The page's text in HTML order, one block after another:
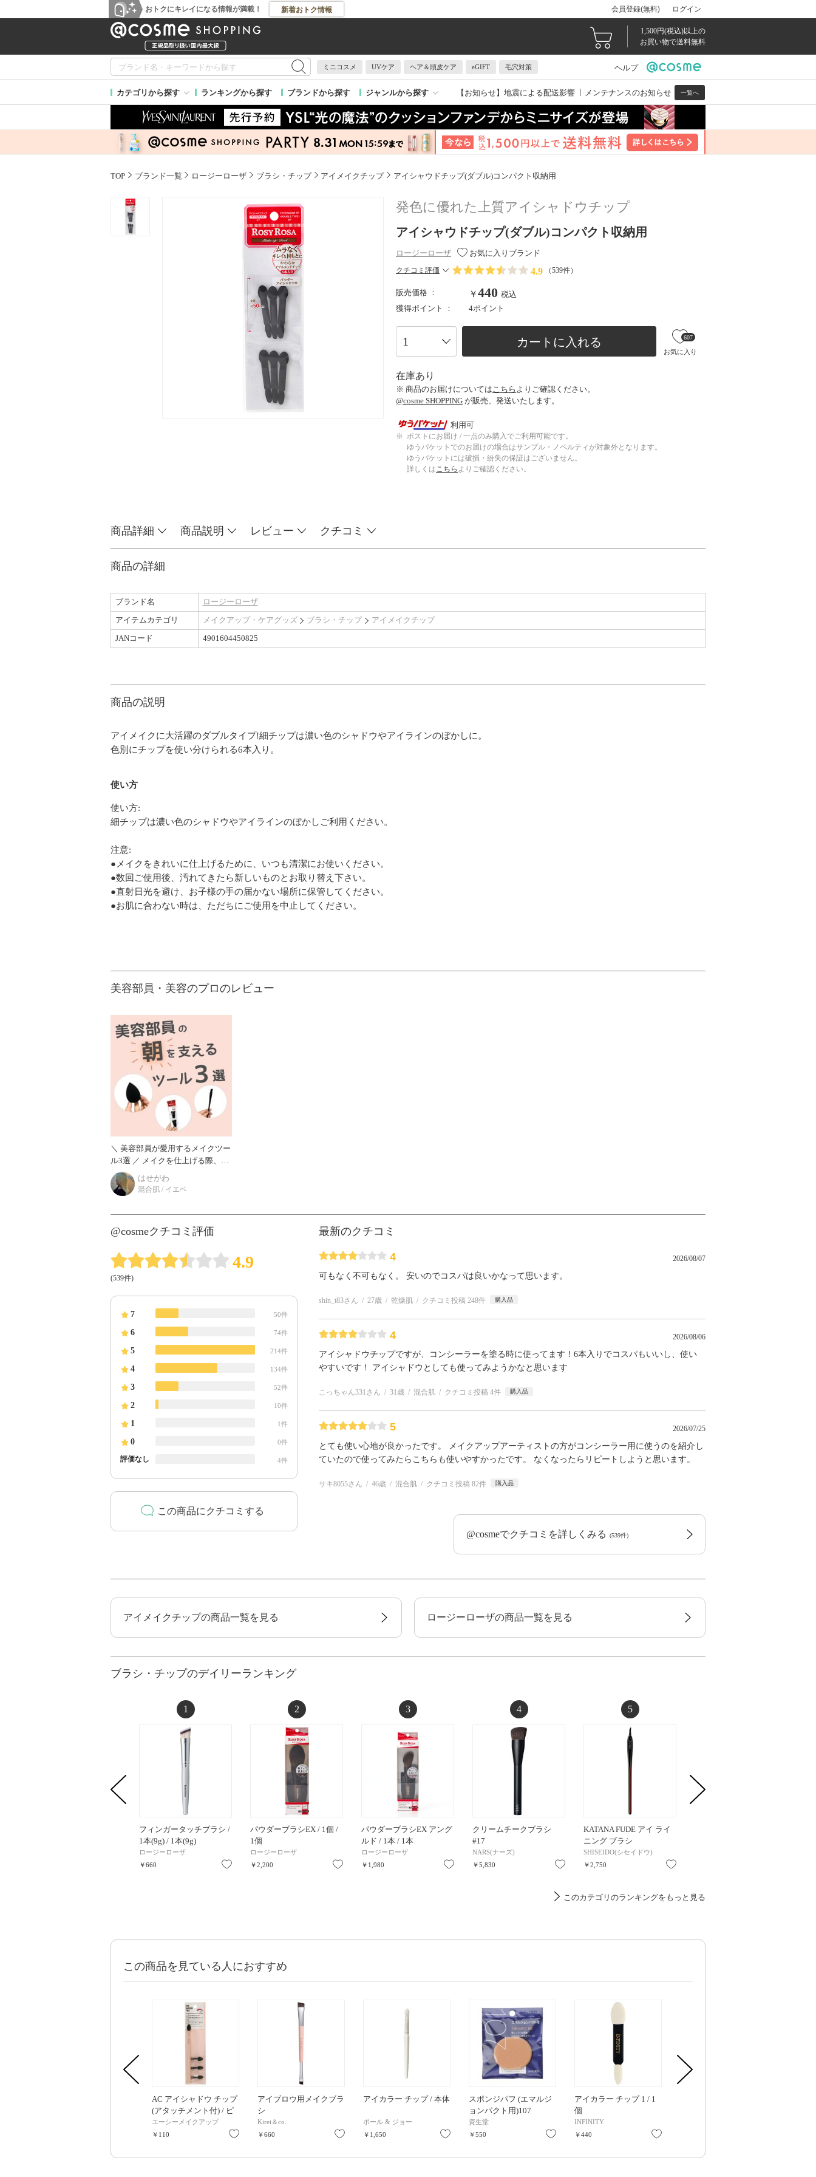
おトクにキレイになる情報が満載！ 新着おトク情報 会員登録(無料) ログイン
1,500円(税込)以上の
お買い物で送料無料
ミニコスメ UVケア ヘア＆頭皮ケア eGIFT 毛穴対策 ヘルプ
カテゴリから探す ランキングから探す ブランドから探す ジャンルから探す 【お知らせ】 地震による配送影響 メンテナンスのお知らせ 一覧へ
TOP ブランド一覧 ロージーローザ ブラシ・チップ アイメイクチップ アイシャウドチップ(ダブル)コンパクト収納用
発色に優れた上質アイシャドウチップ
アイシャウドチップ(ダブル)コンパクト収納用
ロージーローザ お気に入りブランド
クチコミ評価 4.9 （539件）
販売価格 ： ￥440 税込
獲得ポイント ：
4ポイント
カートに入れる
お気に入り
607
在庫あり
※ 商品のお届けについては こちら よりご確認ください。
@cosme SHOPPING が販売、発送いたします。
利用可
※ ポストにお届け / 一点のみ購入でご利用可能です。
ゆうパケットでのお届けの場合はサンプル・ノベルティが対象外となります。
ゆうパケットには破損・紛失の保証はございません。
詳しくはこちら よりご確認ください。
商品詳細 商品説明 レビュー クチコミ
商品の詳細
ブランド名
ロージーローザ
アイテムカテゴリ
メイクアップ・ケアグッズ ブラシ・チップ
アイメイクチップ
JANコード
4901604450825
商品の説明
アイメイクに大活躍のダブルタイプ!細チップは濃い色のシャドウやアイラインのぼかしに。
色別にチップを使い分けられる6本入り。
使い方
使い方:
細チップは濃い色のシャドウやアイラインのぼかしご利用ください。
注意:
●メイクをきれいに仕上げるために、いつも清潔にお使いください。
●数回ご使用後、汚れてきたら新しいものとお取り替え下さい。
●直射日光を避け、お子様の手の届かない場所に保管してください。
●お肌に合わない時は、ただちにご使用を中止してください。
美容部員・美容のプロのレビュー
＼ 美容部員が愛用するメイクツー
ル3選 ／ メイクを仕上げる際、ど
んなツールを使っていますか？ ツ
ールにこだわると、仕上がりが変
わるのは
はせがわ
混合肌 / イエベ
@cosmeクチコミ評価
4.9
(539件)
7 50件
6 74件
5 214件
4 134件
3 52件
2 10件
1 1件
0 0件
評価なし 4件
この商品にクチコミする
最新のクチコミ
4 2026/08/07
可もなく不可もなく。 安いのでコスパは良いかなって思います。
shin_t83さん 27歳 乾燥肌 クチコミ投稿 248件 購入品
4 2026/08/06
アイシャドウチップですが、コンシーラーを塗る時に使ってます！6本入りでコスパもいいし、使い
やすいです！ アイシャドウとしても使ってみようかなと思います
こっちゃん331さん 31歳 混合肌 クチコミ投稿 4件 購入品
5 2026/07/25
とても使い心地が良かったです。 メイクアップアーティストの方がコンシーラー用に使うのを紹介し
ていたので使ってみたらこちらも使いやすかったです。 なくなったらリピートしようと思います。
サキ8055さん 46歳 混合肌 クチコミ投稿 82件 購入品
@cosmeでクチコミを詳しくみる (539件)
アイメイクチップの商品一覧を見る ロージーローザの商品一覧を見る
ブラシ・チップのデイリーランキング
1
フィンガータッチブラシ /
1本(9g) / 1本(9g)
ロージーローザ
￥660
お気に入り
2
パウダーブラシEX / 1個 /
1個
ロージーローザ
￥2,200
お気に入り
3
パウダーブラシEX アング
ルド / 1本 / 1本
ロージーローザ
￥1,980
お気に入り
4
クリームチークブラシ
#17
NARS(ナーズ)
￥5,830
お気に入り
5
KATANA FUDE アイ ライ
ニング ブラシ
SHISEIDO(シセイドウ)
￥2,750
このカテゴリのランキングをもっと見る
この商品を見ている人におすすめ
AC アイシャドウ チップ
(アタッチメント付) / ピ
ンク
エーシーメイクアップ
￥110
お気に入り
アイブロウ用メイクブラ
シ
Kirei＆co.
￥660
お気に入り
アイカラー チップ / 本体
ポール & ジョー
￥1,650
お気に入り
スポンジパフ (エマルジ
ョンパクト用)107
資生堂
￥550
お気に入り
アイカラー チップ 1 / 1
個
INFINITY
￥440